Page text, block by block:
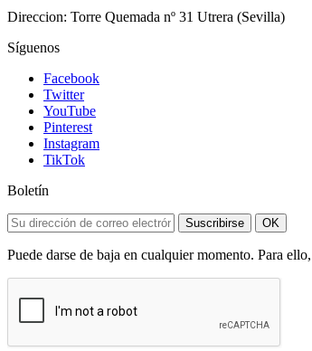
Direccion: Torre Quemada nº 31 Utrera (Sevilla)
Síguenos
Facebook
Twitter
YouTube
Pinterest
Instagram
TikTok
Boletín
Suscribirse OK
Puede darse de baja en cualquier momento. Para